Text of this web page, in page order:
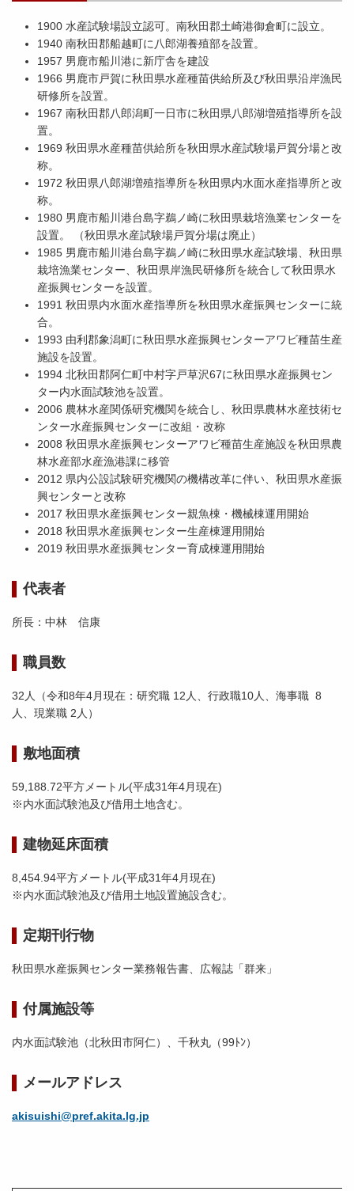
1900 水産試験場設立認可。南秋田郡土崎港御倉町に設立。
1940 南秋田郡船越町に八郎湖養殖部を設置。
1957 男鹿市船川港に新庁舎を建設
1966 男鹿市戸賀に秋田県水産種苗供給所及び秋田県沿岸漁民
研修所を設置。
1967 南秋田郡八郎潟町一日市に秋田県八郎湖増殖指導所を設
置。
1969 秋田県水産種苗供給所を秋田県水産試験場戸賀分場と改
称。
1972 秋田県八郎湖増殖指導所を秋田県内水面水産指導所と改
称。
1980 男鹿市船川港台島字鵜ノ崎に秋田県栽培漁業センターを
設置。 （秋田県水産試験場戸賀分場は廃止）
1985 男鹿市船川港台島字鵜ノ崎に秋田県水産試験場、秋田県
栽培漁業センター、秋田県岸漁民研修所を統合して秋田県水
産振興センターを設置。
1991 秋田県内水面水産指導所を秋田県水産振興センターに統
合。
1993 由利郡象潟町に秋田県水産振興センターアワビ種苗生産
施設を設置。
1994 北秋田郡阿仁町中村字戸草沢67に秋田県水産振興セン
ター内水面試験池を設置。
2006 農林水産関係研究機関を統合し、秋田県農林水産技術セ
ンター水産振興センターに改組・改称
2008 秋田県水産振興センターアワビ種苗生産施設を秋田県農
林水産部水産漁港課に移管
2012 県内公設試験研究機関の機構改革に伴い、秋田県水産振
興センターと改称
2017 秋田県水産振興センター親魚棟・機械棟運用開始
2018 秋田県水産振興センター生産棟運用開始
2019 秋田県水産振興センター育成棟運用開始
代表者
所長：中林 信康
職員数
32人（令和8年4月現在：研究職 12人、行政職10人、海事職 8
人、現業職 2人）
敷地面積
59,188.72平方メートル(平成31年4月現在)
※内水面試験池及び借用土地含む。
建物延床面積
8,454.94平方メートル(平成31年4月現在)
※内水面試験池及び借用土地設置施設含む。
定期刊行物
秋田県水産振興センター業務報告書、広報誌「群来」
付属施設等
内水面試験池（北秋田市阿仁）、千秋丸（99ﾄﾝ）
メールアドレス
akisuishi@pref.akita.lg.jp